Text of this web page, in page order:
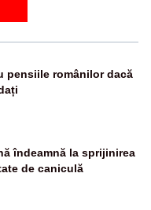
pensiile românilor dacă
îndeamnă la sprijinirea
de caniculă